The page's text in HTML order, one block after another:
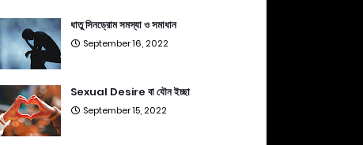
ধাতু সিনড্রোম সমস্যা ও সমাধান
September 16, 2022
Sexual Desire বা যৌন ইচ্ছা
September 15, 2022